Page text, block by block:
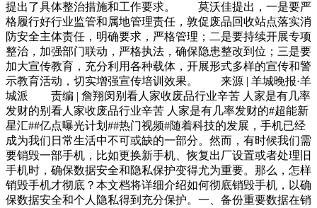
提出了具体整治措施和工作要求。 莫沃佳提出，一是要严
格履行好行业监管和属地管理责任，敦促废品回收站点落实消
防安全主体责任，明确要求，严格管理；二是要持续开展专项
整治，加强部门联动，严格执法，确保隐患整改到位；三是要
加大宣传教育，充分利用各种载体，开展形式多样的宣传和警
示教育活动，切实增强宣传培训效果。 来源 | 羊城晚报·羊
城派 责编 | 詹翔闵别看人家收废品行业辛苦 人家是有几率
发财的别看人家收废品行业辛苦 人家是有几率发财的#超能新
星汇##亿点曝光计划##热门视频#随着科技的发展，手机已经
成为我们日常生活中不可或缺的一部分。然而，有时候我们需
要销毁一部手机，比如更换新手机、恢复出厂设置或者处理旧
手机时，确保数据安全和隐私保护变得尤为重要。那么，怎样
销毁手机才彻底？本文档将详细介绍如何彻底销毁手机，以确
保数据安全和个人隐私得到充分保护。一、备份重要数据在销